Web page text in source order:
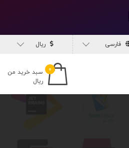
فارسی ریال
۰
سبد خرید من
ریال